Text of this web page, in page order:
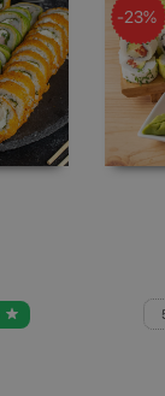
-23%